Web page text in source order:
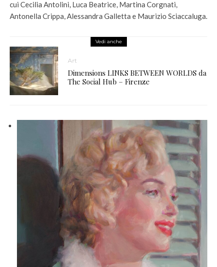
cui Cecilia Antolini, Luca Beatrice, Martina Corgnati,
Antonella Crippa, Alessandra Galletta e Maurizio Sciaccaluga.
Vedi anche
Art
Dimensions LINKS BETWEEN WORLDS da
The Social Hub – Firenze